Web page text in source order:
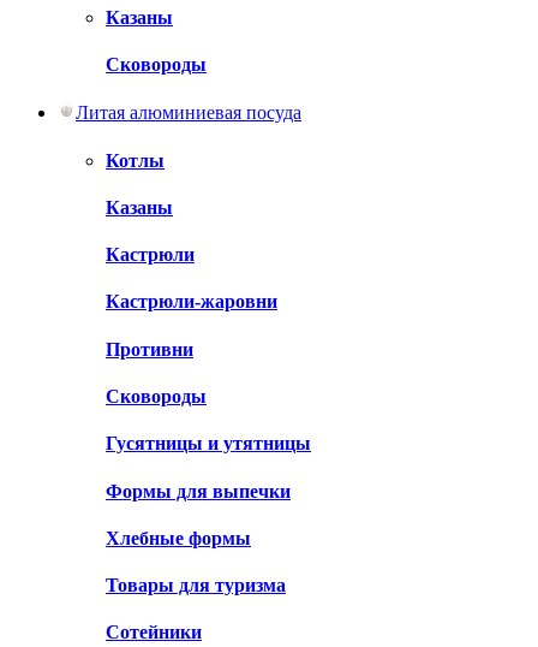
Казаны
Сковороды
Литая алюминиевая посуда
Котлы
Казаны
Кастрюли
Кастрюли-жаровни
Противни
Сковороды
Гусятницы и утятницы
Формы для выпечки
Хлебные формы
Товары для туризма
Сотейники